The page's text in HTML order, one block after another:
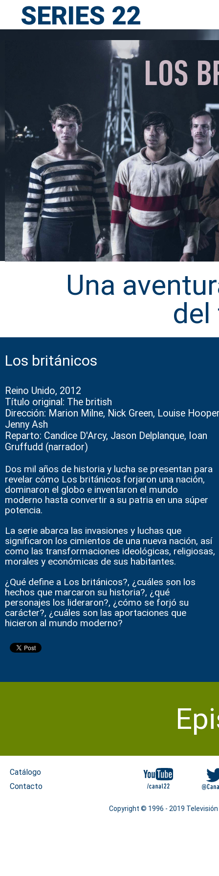
SERIES 22
Una
Los británicos
Reino Unido, 2012
Título original: The british
Dirección: Marion Milne, Nick Green, Louise
Jenny Ash
Reparto: Candice D'Arcy, Jason Delplanque, Ioan
Gruffudd (narrador)
Dos mil años de historia y lucha se presentan para
revelar cómo Los británicos forjaron una nación,
dominaron el globo e inventaron el mundo
moderno hasta convertir a su patria en una súper
potencia.
La serie abarca las invasiones y luchas que
significaron los cimientos de una nueva nación, así
como las transformaciones ideológicas, religiosas,
morales y económicas de sus habitantes.
¿Qué define a Los británicos?, ¿cuáles son los
hechos que marcaron su historia?, ¿qué
personajes los lideraron?, ¿cómo se forjó su
carácter?, ¿cuáles son las aportaciones que
hicieron al mundo moderno?
Las islas del tesoro
Ep. 2
Catálogo
Contacto
Copyright © 1996 - 2019